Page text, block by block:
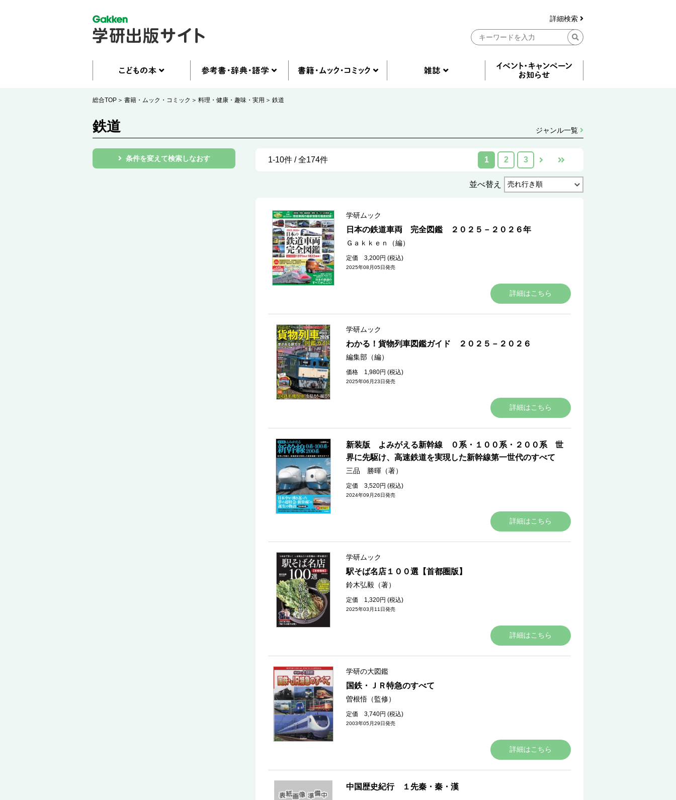
詳細検索
総合TOP 書籍・ムック・コミック 料理・健康・趣味・実用 鉄道
鉄道 ジャンル一覧
条件を変えて検索しなおす 1-10件 / 全174件 1 2 3
並べ替え
学研ムック
日本の鉄道車両 完全図鑑 ２０２５－２０２６年
Ｇａｋｋｅｎ（編）
定価 3,200円 (税込)
2025年08月05日発売
詳細はこちら
学研ムック
わかる！貨物列車図鑑ガイド ２０２５－２０２６
編集部（編）
価格 1,980円 (税込)
2025年06月23日発売
詳細はこちら
新装版 よみがえる新幹線 ０系・１００系・２００系 世
界に先駆け、高速鉄道を実現した新幹線第一世代のすべて
三品 勝暉（著）
定価 3,520円 (税込)
2024年09月26日発売
詳細はこちら
学研ムック
駅そば名店１００選【首都圏版】
鈴木弘毅（著）
定価 1,320円 (税込)
2025年03月11日発売
詳細はこちら
学研の大図鑑
国鉄・ＪＲ特急のすべて
曽根悟（監修）
定価 3,740円 (税込)
2003年05月29日発売
詳細はこちら
中国歴史紀行 １先秦・秦・漢